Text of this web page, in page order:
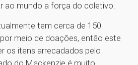
ao mundo a força do coletivo.
tem cerca de 150
meio de doações, então este
os itens arrecadados pelo